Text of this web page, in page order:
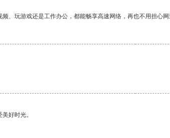
、玩游戏还是工作办公，都能畅享高速网络，再也不用担心
好时光。